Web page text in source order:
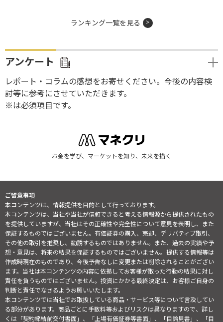
ランキング一覧を見る
アンケート
レポート・コラムの感想をお寄せください。今後の内容検
討等に参考にさせていただきます。
※は必須項目です。
お金を学び、マーケットを知り、未来を描く
ご留意事項
本コンテンツは、情報提供を目的として行っております。
本コンテンツは、当社や当社が信頼できると考える情報源から提供されたもの
を提供していますが、当社はその正確性や完全性について意見を表明し、また
保証するものではございません。有価証券の購入、売却、デリバティブ取引、
その他の取引を推奨し、勧誘するものではありません。また、過去の実績や予
想・意見は、将来の結果を保証するものではございません。提供する情報等は
作成時現在のものであり、今後予告なしに変更または削除されることがござい
ます。当社は本コンテンツの内容に依拠してお客様が取った行動の結果に対し
責任を負うものではございません。投資にかかる最終決定は、お客様ご自身の
判断と責任でなさるようお願いいたします。
本コンテンツでは当社でお取扱している商品・サービス等について言及してい
る部分があります。商品ごとに手数料等およびリスクは異なりますので、詳し
くは「契約締結前交付書面」、「上場有価証券等書面」、「目論見書」、「目